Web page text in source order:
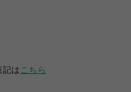
記は こちら